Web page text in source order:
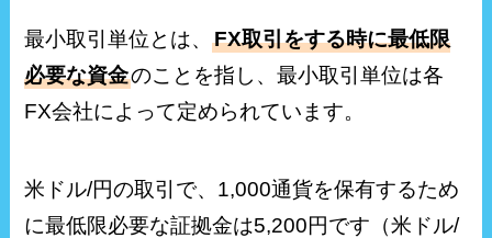
最小取引単位とは、FX取引をする時に最低限
必要な資金のことを指し、最小取引単位は各
FX会社によって定められています。
米ドル/円の取引で、1,000通貨を保有するため
に最低限必要な証拠金は5,200円です（米ドル/